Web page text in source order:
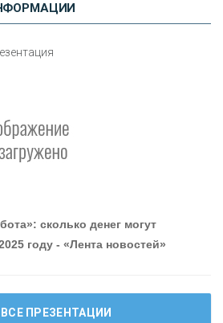
персонал - «Интервью»
сколько денег могут
году - «Лента новостей»
ВСЕ ПРЕЗЕНТАЦИИ